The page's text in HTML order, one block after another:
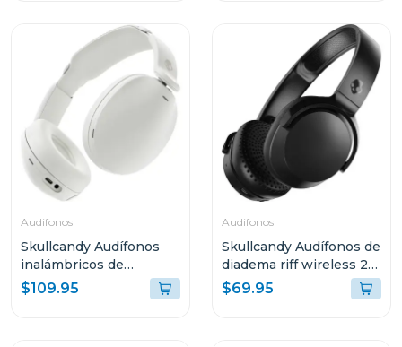
Audifonos
Skullcandy Audífonos
inalámbricos de
diadema hesh bone 360
s6how
$109.95
Audifonos
Skullcandy Audífonos de
diadema riff wireless 2
true black s5prw
$69.95